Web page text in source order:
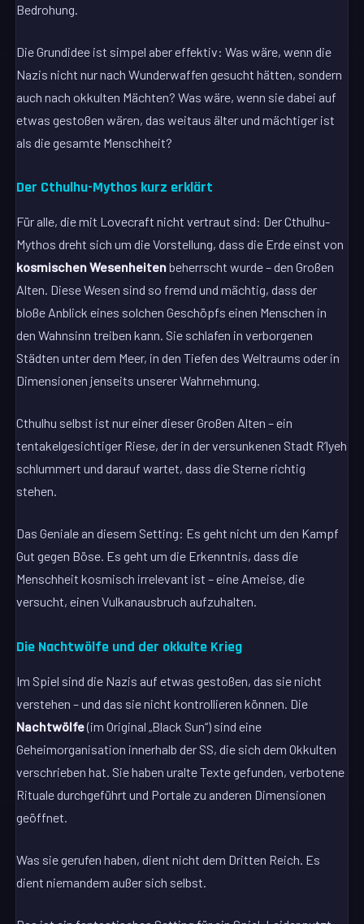
Bedrohung.
Die Grundidee ist simpel aber effektiv: Was wäre, wenn die
Nazis nicht nur nach Wunderwaffen gesucht hätten, sondern
auch nach okkulten Mächten? Was wäre, wenn sie dabei auf
etwas gestoßen wären, das weitaus älter und mächtiger ist
als die gesamte Menschheit?
Der Cthulhu-Mythos kurz erklärt
Für alle, die mit Lovecraft nicht vertraut sind: Der Cthulhu-
Mythos dreht sich um die Vorstellung, dass die Erde einst von
kosmischen Wesenheitenbeherrscht wurde – den Großen
Alten. Diese Wesen sind so fremd und mächtig, dass der
bloße Anblick eines solchen Geschöpfs einen Menschen in
den Wahnsinn treiben kann. Sie schlafen in verborgenen
Städten unter dem Meer, in den Tiefen des Weltraums oder in
Dimensionen jenseits unserer Wahrnehmung.
Cthulhu selbst ist nur einer dieser Großen Alten – ein
tentakelgesichtiger Riese, der in der versunkenen Stadt R’lyeh
schlummert und darauf wartet, dass die Sterne richtig
stehen.
Das Geniale an diesem Setting: Es geht nicht um den Kampf
Gut gegen Böse. Es geht um die Erkenntnis, dass die
Menschheit kosmisch irrelevant ist – eine Ameise, die
versucht, einen Vulkanausbruch aufzuhalten.
Die Nachtwölfe und der okkulte Krieg
Im Spiel sind die Nazis auf etwas gestoßen, das sie nicht
verstehen – und das sie nicht kontrollieren können. Die
Nachtwölfe(im Original „Black Sun“) sind eine
Geheimorganisation innerhalb der SS, die sich dem Okkulten
verschrieben hat. Sie haben uralte Texte gefunden, verbotene
Rituale durchgeführt und Portale zu anderen Dimensionen
geöffnet.
Was sie gerufen haben, dient nicht dem Dritten Reich. Es
dient niemandem außer sich selbst.